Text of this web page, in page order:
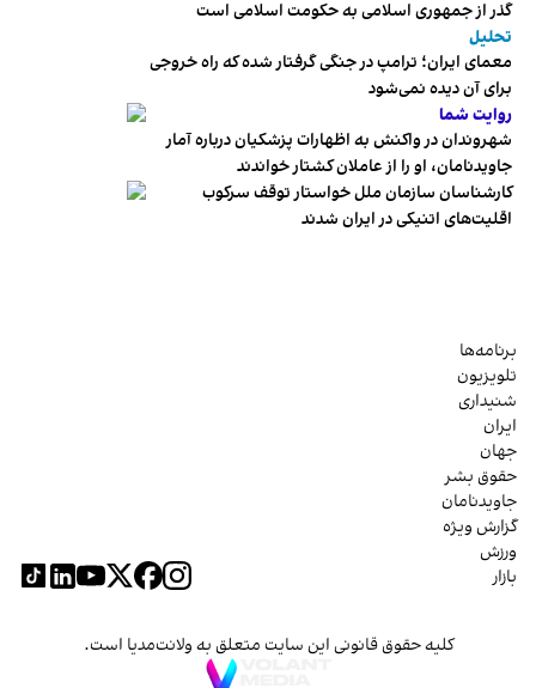
گذر از جمهوری اسلامی به حکومت اسلامی است
تحلیل
معمای ایران؛ ترامپ در جنگی گرفتار شده که راه خروجی
برای آن دیده نمی‌شود
روایت شما
شهروندان در واکنش به اظهارات پزشکیان درباره آمار
جاویدنامان، او را از عاملان کشتار خواندند
کارشناسان سازمان ملل خواستار توقف سرکوب
اقلیت‌های اتنیکی در ایران شدند
برنامه‌ها
تلویزیون
شنیداری
ایران
جهان
حقوق بشر
جاویدنامان
گزارش ویژه
ورزش
بازار
کلیه حقوق قانونی این سایت متعلق به ولانت‌مدیا است.